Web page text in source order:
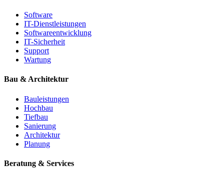
Software
IT-Dienstleistungen
Softwareentwicklung
IT-Sicherheit
Support
Wartung
Bau & Architektur
Bauleistungen
Hochbau
Tiefbau
Sanierung
Architektur
Planung
Beratung & Services